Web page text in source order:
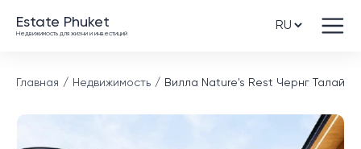
Estate Phuket
Недвижимость для жизни и инвестиций
Главная Недвижимость Вилла Nature's Rest Чернг Талай